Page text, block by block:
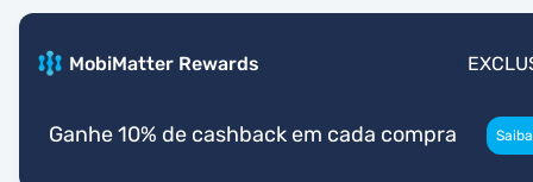
MobiMatter Rewards
Ganhe 10% de cashback em cada compra